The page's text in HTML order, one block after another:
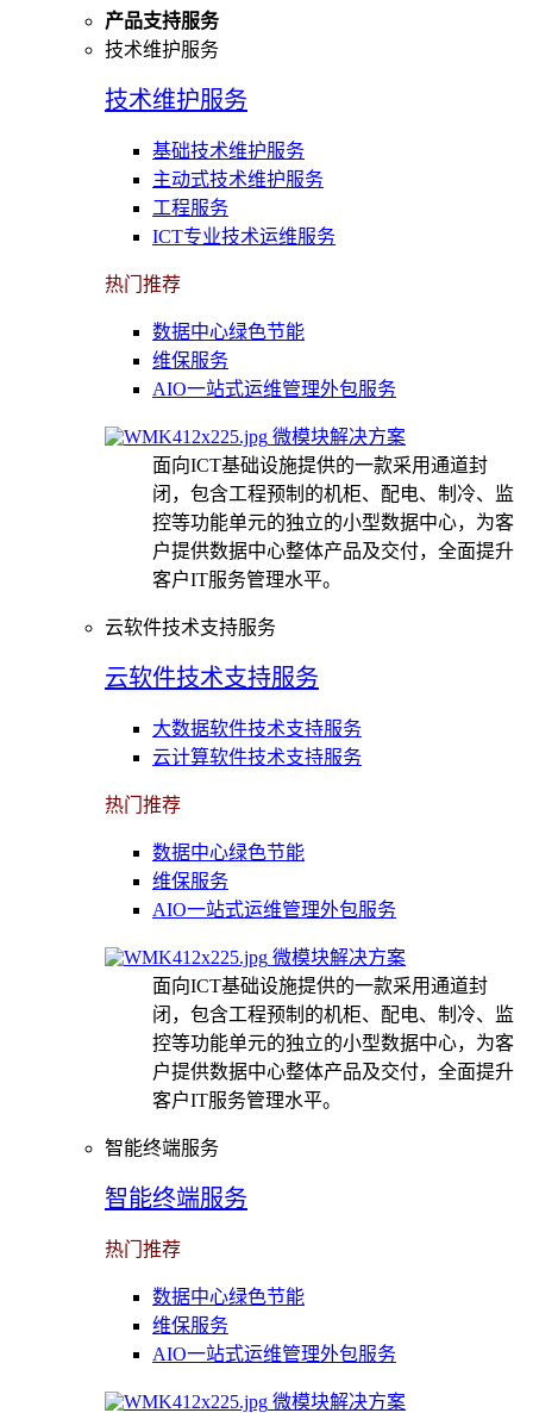
产品支持服务
技术维护服务
技术维护服务
基础技术维护服务
主动式技术维护服务
工程服务
ICT专业技术运维服务
热门推荐
数据中心绿色节能
维保服务
AIO一站式运维管理外包服务
微模块解决方案
面向ICT基础设施提供的一款采用通道封
闭，包含工程预制的机柜、配电、制冷、监
控等功能单元的独立的小型数据中心，为客
户提供数据中心整体产品及交付，全面提升
客户IT服务管理水平。
云软件技术支持服务
云软件技术支持服务
大数据软件技术支持服务
云计算软件技术支持服务
热门推荐
数据中心绿色节能
维保服务
AIO一站式运维管理外包服务
微模块解决方案
面向ICT基础设施提供的一款采用通道封
闭，包含工程预制的机柜、配电、制冷、监
控等功能单元的独立的小型数据中心，为客
户提供数据中心整体产品及交付，全面提升
客户IT服务管理水平。
智能终端服务
智能终端服务
热门推荐
数据中心绿色节能
维保服务
AIO一站式运维管理外包服务
微模块解决方案